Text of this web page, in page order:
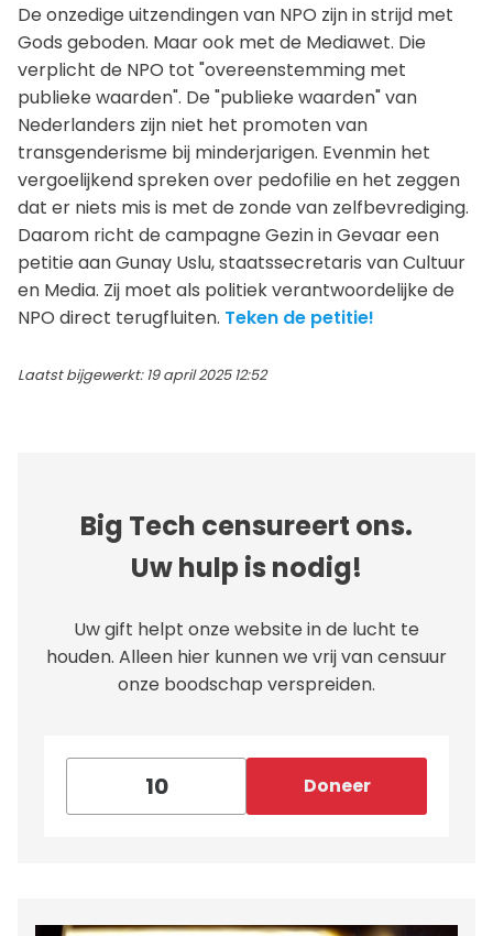
De onzedige uitzendingen van NPO zijn in strijd met
Gods geboden. Maar ook met de Mediawet. Die
verplicht de NPO tot "overeenstemming met
publieke waarden". De "publieke waarden" van
Nederlanders zijn niet het promoten van
transgenderisme bij minderjarigen. Evenmin het
vergoelijkend spreken over pedofilie en het zeggen
dat er niets mis is met de zonde van zelfbevrediging.
Daarom richt de campagne Gezin in Gevaar een
petitie aan Gunay Uslu, staatssecretaris van Cultuur
en Media. Zij moet als politiek verantwoordelijke de
NPO direct terugfluiten. Teken de petitie!
Laatst bijgewerkt: 19 april 2025 12:52
Big Tech censureert ons.
Uw hulp is nodig!
Uw gift helpt onze website in de lucht te
houden. Alleen hier kunnen we vrij van censuur
onze boodschap verspreiden.
Doneer